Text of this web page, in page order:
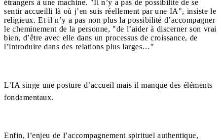
étrangers à une machine. "Il n’y a pas de possibilité de se
sentir accueilli là où j’en suis réellement par une IA", insiste le
religieux. Et il n’y a pas non plus la possibilité d’accompagner
le cheminement de la personne, "de l’aider à discerner son vrai
bien, d’être avec elle dans un processus de croissance, de
l’introduire dans des relations plus larges…"
L’IA singe une posture d’accueil mais il manque des éléments
fondamentaux.
Enfin, l’enjeu de l’accompagnement spirituel authentique,